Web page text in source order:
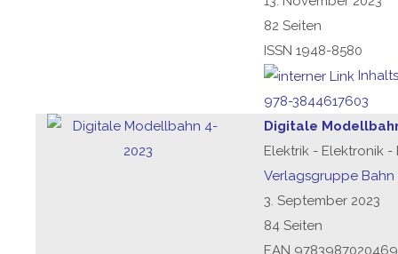
82 Seiten
ISSN 1948-8580
978-3844617603
Digitale
Elektrik - Elektronik
Verlagsgruppe Bahn
3. September 2023
84 Seiten
EAN 9783987020469